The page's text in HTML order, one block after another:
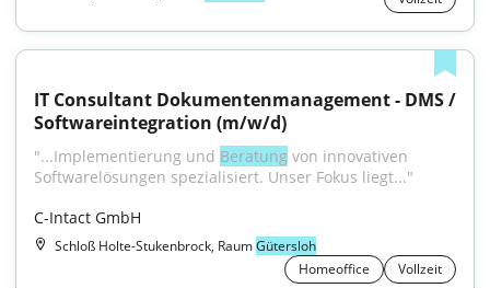
IT Consultant Dokumentenmanagement - DMS /
Softwareintegration (m/w/d)
"...Implementierung und Beratung von innovativen
Softwarelösungen spezialisiert. Unser Fokus liegt..."
C-Intact GmbH
Schloß Holte-Stukenbrock, RaumGütersloh
Homeoffice
Vollzeit